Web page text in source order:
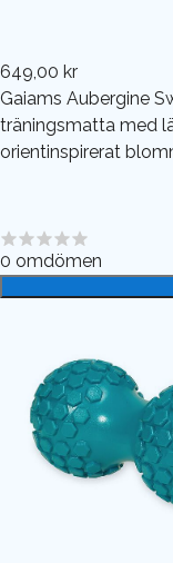
649,00 kr
Gaiams Aubergine
träningsmatta med
orientinspirerat
0 omdömen